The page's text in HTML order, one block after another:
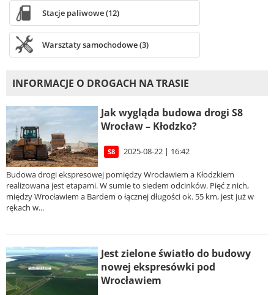
Stacje paliwowe (12)
Warsztaty samochodowe (3)
INFORMACJE O DROGACH NA TRASIE
Jak wygląda budowa drogi S8
Wrocław – Kłodzko?
S8 2025-08-22 | 16:42
Budowa drogi ekspresowej pomiędzy Wrocławiem a Kłodzkiem
realizowana jest etapami. W sumie to siedem odcinków. Pięć z nich,
między Wrocławiem a Bardem o łącznej długości ok. 55 km, jest już w
rękach w...
Jest zielone światło do budowy
nowej ekspresówki pod
Wrocławiem